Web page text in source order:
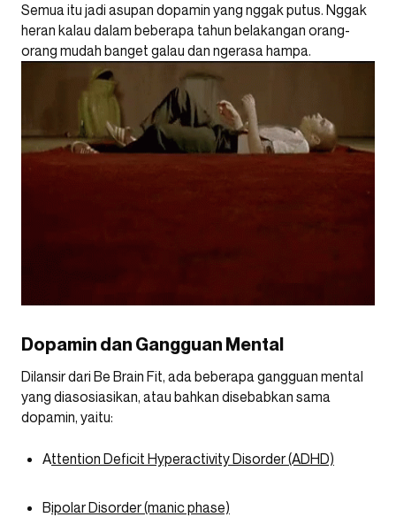
Semua itu jadi asupan dopamin yang nggak putus. Nggak
heran kalau dalam beberapa tahun belakangan orang-
orang mudah banget galau dan ngerasa hampa.
Dopamin dan Gangguan Mental
Dilansir dari Be Brain Fit, ada beberapa gangguan mental
yang diasosiasikan, atau bahkan disebabkan sama
dopamin, yaitu:
Attention Deficit Hyperactivity Disorder (ADHD)
Bipolar Disorder (manic phase)